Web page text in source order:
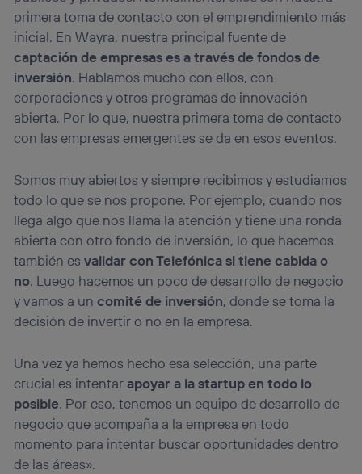
primera toma de contacto con el emprendimiento más
inicial. En Wayra, nuestra principal fuente de
captación de empresas es a través de fondos de
inversión. Hablamos mucho con ellos, con
corporaciones y otros programas de innovación
abierta. Por lo que, nuestra primera toma de contacto
con las empresas emergentes se da en esos eventos.
Somos muy abiertos y siempre recibimos y estudiamos
todo lo que se nos propone. Por ejemplo, cuando nos
llega algo que nos llama la atención y tiene una ronda
abierta con otro fondo de inversión, lo que hacemos
también esvalidar con Telefónica si tiene cabida o
no. Luego hacemos un poco de desarrollo de negocio
y vamos a un comité de inversión, donde se toma la
decisión de invertir o no en la empresa.
Una vez ya hemos hecho esa selección, una parte
crucial es intentar apoyar a la startup en todo lo
posible. Por eso, tenemos un equipo de desarrollo de
negocio que acompaña a la empresa en todo
momento para intentar buscar oportunidades dentro
de las áreas».